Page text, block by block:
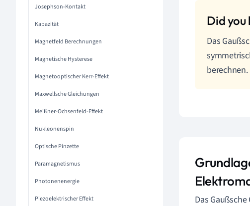
Josephson-Kontakt
Kapazität
Magnetfeld Berechnungen
Magnetische Hysterese
Magnetooptischer Kerr-Effekt
Maxwellsche Gleichungen
Meißner-Ochsenfeld-Effekt
Nukleonenspin
Optische Pinzette
Paramagnetismus
Photonenenergie
Piezoelektrischer Effekt
Das
berechnen.
Das